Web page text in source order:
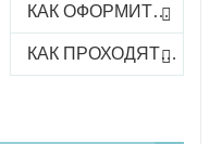
КАК ОФОРМИТЬ ЗАКАЗ КУРСА
КАК ПРОХОДЯТ ОНЛАЙН-КУРСЫ